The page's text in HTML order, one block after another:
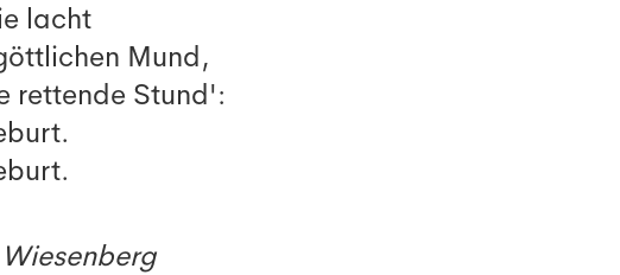
lacht
Mund,
rettende Stund':